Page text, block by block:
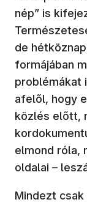
nép” is
de
formájában
problémákat
afelől, hogy
közlés előtt,
elmond róla,
oldalai –
Mindezt